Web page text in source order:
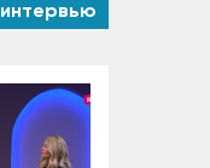
интервью